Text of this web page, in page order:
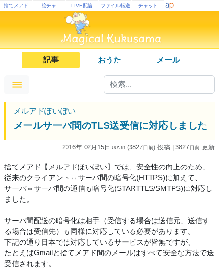
捨てメアド 絵チャ LIVE配信 ファイル転送 チャット
記事 おうた メール
メルアドぽいぽい
メールサーバ間のTLS送受信に対応しました
2016年 02月15日 00:38 (3827日前) 投稿 | 3827日前 更新
捨てメアド【メルアドぽいぽい】では、安全性の向上のため、
従来のクライアント⇔サーバ間の暗号化(HTTPS)に加えて、
サーバ⇔サーバ間の通信も暗号化(STARTTLS/SMTPS)に対応し
ました。
サーバ間配送の暗号化は相手（受信する場合は送信元、送信す
る場合は受信先）も同様に対応している必要があります。
下記の通り日本では対応しているサービスが皆無ですが、
たとえばGmailと捨てメアド間のメールはすべて安全な方法で送
受信されます。